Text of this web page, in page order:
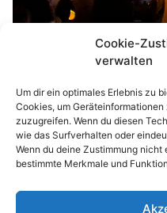
Cookie-
verwalten
Um dir ein optimales Erlebnis zu
Cookies, um
zuzugreifen. Wenn du diesen
wie das Surfverhalten oder
Wenn du deine Zustimmung
bestimmte Merkmale und